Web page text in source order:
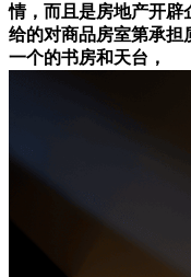
情，而且是房地产开辟
给的对商品房室第承担
一个的书房和天台，